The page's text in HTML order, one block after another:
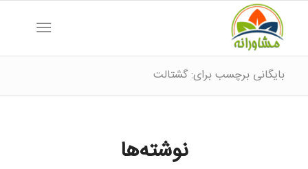
بایگانی برچسب برای: گشتالت
نوشته‌ها